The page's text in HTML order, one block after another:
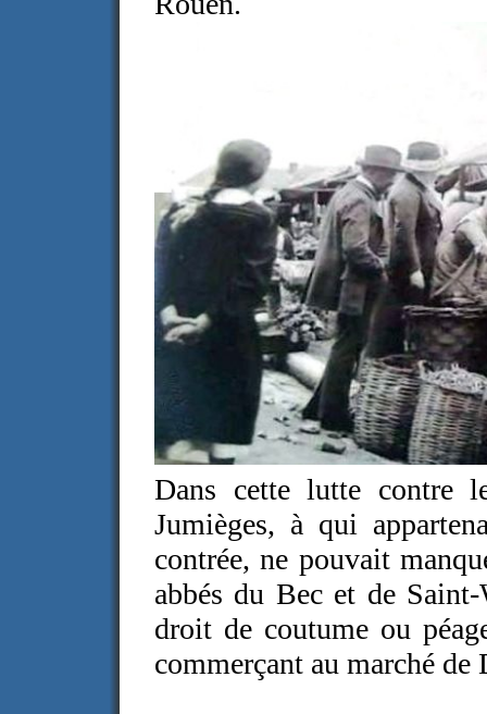
Dans cette lutte contre
Jumièges, à qui
contrée, ne pouvait
abbés du Bec et de
droit de coutume ou
commerçant au marché de